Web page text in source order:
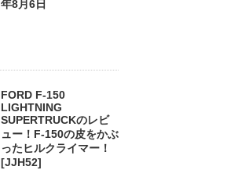
年8月6日
FORD F-150
LIGHTNING
SUPERTRUCKのレビ
ュー！F-150の皮をかぶ
ったヒルクライマー！
[JJH52]